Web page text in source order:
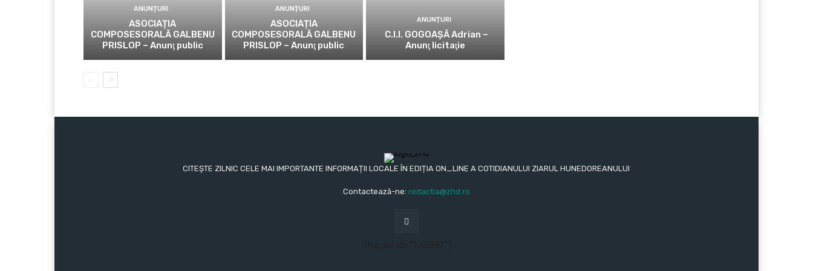
ANUNȚURI
ASOCIAȚIA
COMPOSESORALĂ GALBENU
PRISLOP – Anunţ public
ANUNȚURI
ASOCIAȚIA
COMPOSESORALĂ GALBENU
PRISLOP – Anunţ public
ANUNȚURI
C.I.I. GOGOAŞĂ Adrian –
Anunţ licitaţie
CITEȘTE ZILNIC CELE MAI IMPORTANTE INFORMAȚII LOCALE ÎN EDIȚIA ON_LINE A COTIDIANULUI ZIARUL HUNEDOREANULUI
Contactează-ne: redactia@zhd.ro